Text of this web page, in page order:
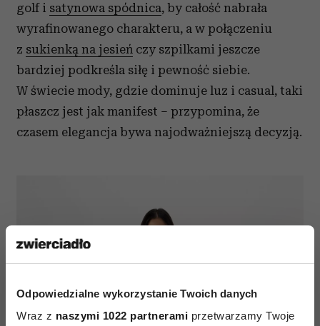
Odpowiedzialne wykorzystanie Twoich danych
Wraz z naszymi 1022 partnerami przetwarzamy Twoje
golf i satynowa spódnica, by całość nabrała
wyrafinowanego charakteru, a w połączeniu
z sukienką na jesień czy szpilkami jeszcze
bardziej podkreśla siłę i pewność siebie.
W świecie mody, gdzie dominuje luz i casual, taki
płaszcz jest jak manifest – przypomina, że
czasem elegancja bywa najodważniejszą decyzją.